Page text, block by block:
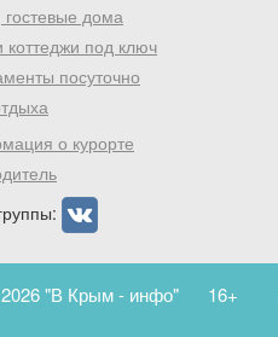
дома
под ключ
посуточно
о курорте
"В Крым - инфо" 16+